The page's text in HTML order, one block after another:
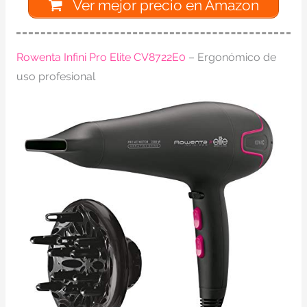
Ver mejor precio en Amazon
Rowenta Infini Pro Elite CV8722E0 – Ergonómico de
uso profesional